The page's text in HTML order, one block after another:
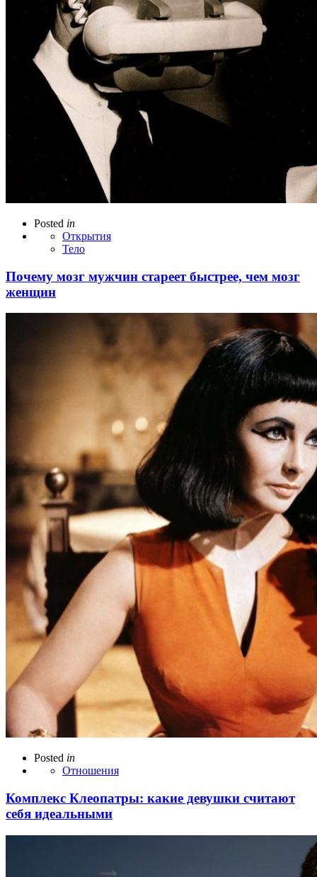
Posted in
Открытия
Тело
Почему мозг мужчин стареет быстрее, чем мозг
женщин
Posted in
Отношения
Комплекс Клеопатры: какие девушки считают
себя идеальными